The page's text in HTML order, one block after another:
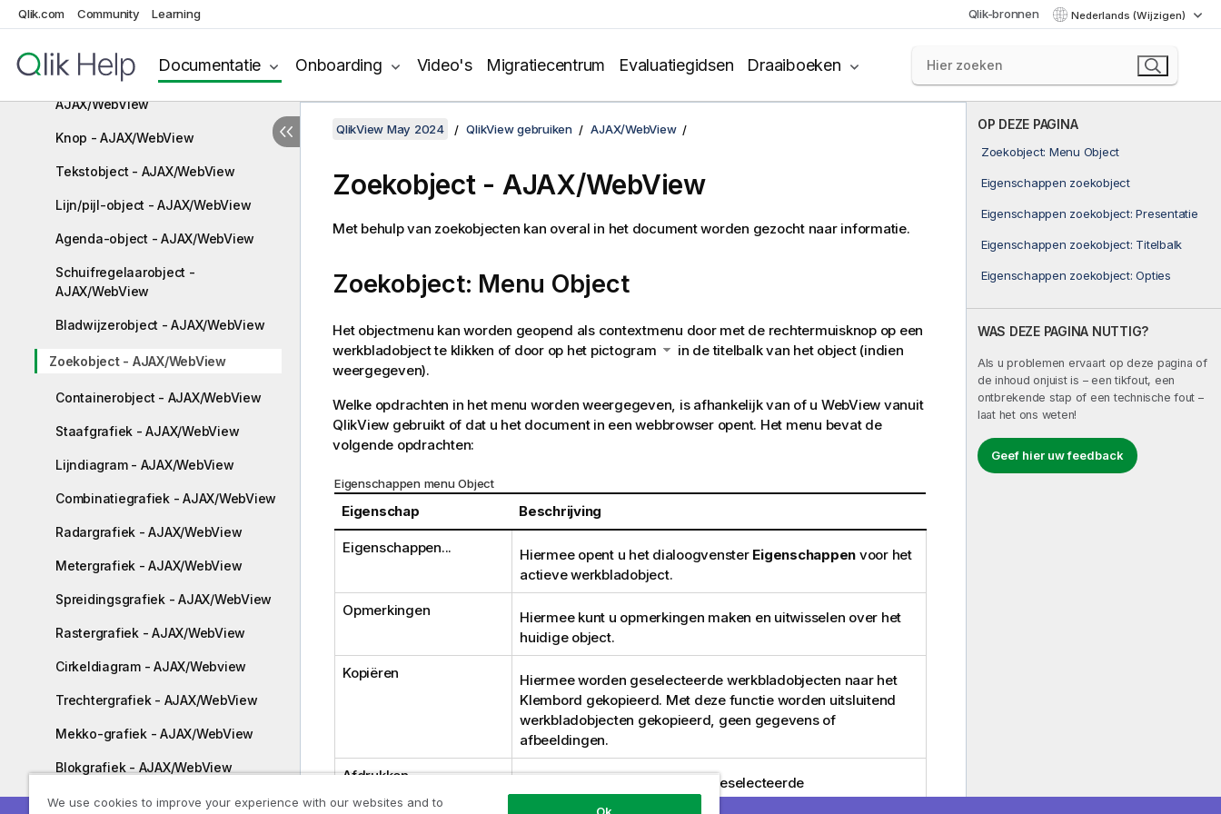
Qlik.com Community Learning Qlik-bronnen Nederlands (Wijzigen)
Documentatie Onboarding Video's Migratiecentrum Evaluatiegidsen Draaiboeken
Tabelvak- AJAX/WebView
Invoerobject - AJAX/WebView
Huidige selecties object -
AJAX/WebView
Knop - AJAX/WebView
Tekstobject - AJAX/WebView
Lijn/pijl-object - AJAX/WebView
Agenda-object - AJAX/WebView
Schuifregelaarobject -
AJAX/WebView
Bladwijzerobject - AJAX/WebView
Zoekobject - AJAX/WebView
Containerobject - AJAX/WebView
Staafgrafiek - AJAX/WebView
Lijndiagram - AJAX/WebView
Combinatiegrafiek - AJAX/WebView
Radargrafiek - AJAX/WebView
Metergrafiek - AJAX/WebView
Spreidingsgrafiek - AJAX/WebView
Rastergrafiek - AJAX/WebView
Cirkeldiagram - AJAX/Webview
Trechtergrafiek - AJAX/WebView
Mekko-grafiek - AJAX/WebView
Blokgrafiek - AJAX/WebView
Draaitabel - AJAX/WebView
OP DEZE PAGINA
Zoekobject: Menu Object
Eigenschappen zoekobject
Eigenschappen zoekobject: Presentatie
Eigenschappen zoekobject: Titelbalk
Eigenschappen zoekobject: Opties
WAS DEZE PAGINA NUTTIG?
Als u problemen ervaart op deze pagina of
de inhoud onjuist is – een tikfout, een
ontbrekende stap of een technische fout –
laat het ons weten!
Geef hier uw feedback
QlikView May 2024 QlikView gebruiken AJAX/WebView
Zoekobject - AJAX/WebView
Met behulp van zoekobjecten kan overal in het document worden gezocht naar informatie.
Zoekobject: Menu Object
Het objectmenu kan worden geopend als contextmenu door met de rechtermuisknop op een
werkbladobject te klikken of door op het pictogram
in de titelbalk van het object (indien
weergegeven).
Welke opdrachten in het menu worden weergegeven, is afhankelijk van of u WebView vanuit
QlikView gebruikt of dat u het document in een webbrowser opent. Het menu bevat de
volgende opdrachten:
Eigenschappen menu Object
Eigenschap Beschrijving
Eigenschappen... Hiermee opent u het dialoogvenster Eigenschappen voor het
actieve werkbladobject.
Opmerkingen
Hiermee kunt u opmerkingen maken en uitwisselen over het
huidige object.
Kopiëren
Hiermee worden geselecteerde werkbladobjecten naar het
Klembord gekopieerd. Met deze functie worden uitsluitend
werkbladobjecten gekopieerd, geen gegevens of
afbeeldingen.
Afdrukken...
Hiermee worden een of meer geselecteerde
werkbladobjecten in tabelvorm in een ander browservenster
We use cookies to improve your experience with our websites and to